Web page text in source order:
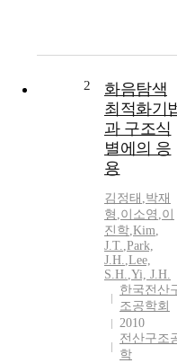
2
화음탐색
최적화기
과 구조식
별에의 응
용
김정태 ,박재
형 ,이소영 ,이
진학,Kim,
J.T.,Park,
J.H.,Lee,
S.H.,Yi, J.H.
한국전산
조공학회
2010
전산구조
학